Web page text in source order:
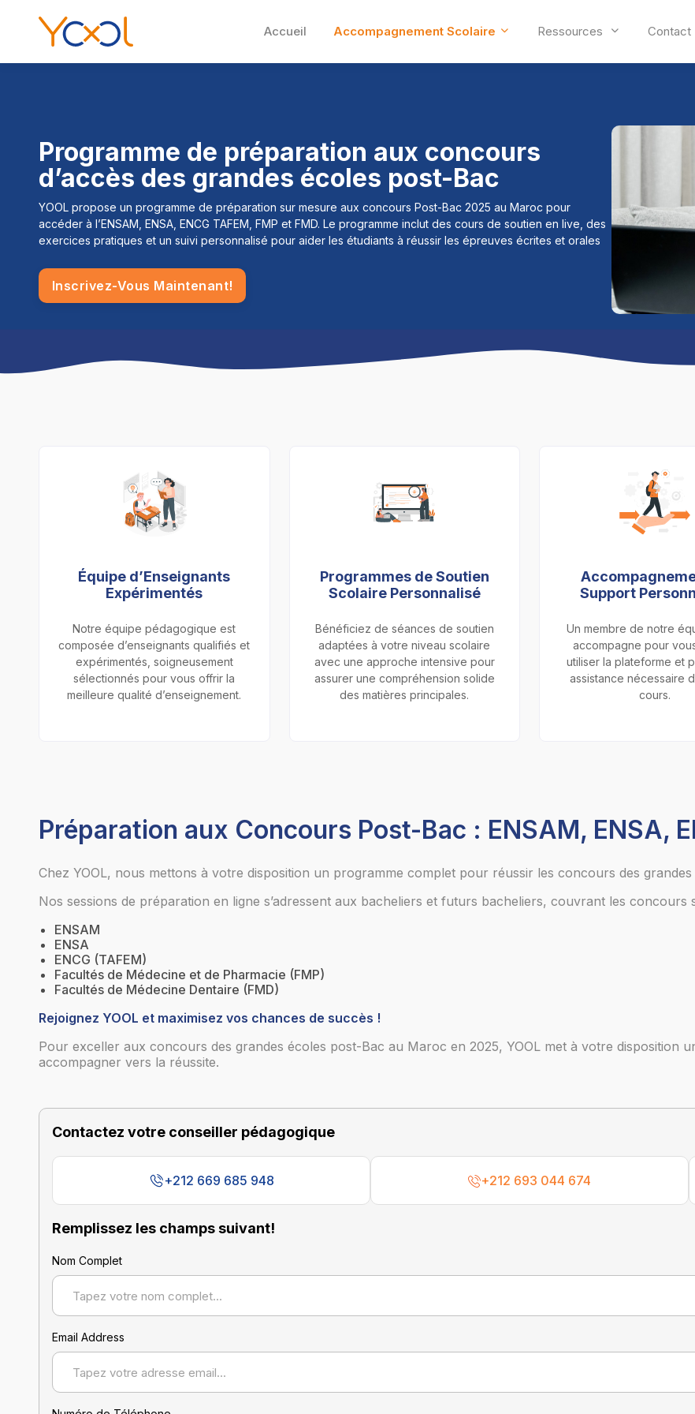
Accueil Accompagnement Scolaire Ressources Contact
Programme de préparation aux concours
d’accès des grandes écoles post-Bac
YOOL propose un programme de préparation sur mesure aux concours Post-Bac 2025 au Maroc pour
accéder à l’ENSAM, ENSA, ENCG TAFEM, FMP et FMD. Le programme inclut des cours de soutien en live, des
exercices pratiques et un suivi personnalisé pour aider les étudiants à réussir les épreuves écrites et orales
Inscrivez-Vous Maintenant!
Équipe d’Enseignants
Expérimentés
Notre équipe pédagogique est
composée d’enseignants qualifiés et
expérimentés, soigneusement
sélectionnés pour vous offrir la
meilleure qualité d’enseignement.
Programmes de Soutien
Scolaire Personnalisé
Bénéficiez de séances de soutien
adaptées à votre niveau scolaire
avec une approche intensive pour
assurer une compréhension solide
des matières principales.
Support
Un membre de notre
accompagne pour
utiliser la plateforme et
assistance nécessaire
cours.
Préparation aux Concours Post-Bac : ENSAM, ENSA,
Chez YOOL, nous mettons à votre disposition un programme complet pour réussir les concours des
Nos sessions de préparation en ligne s’adressent aux bacheliers et futurs bacheliers, couvrant les concours
ENSAM
ENSA
ENCG (TAFEM)
Facultés de Médecine et de Pharmacie (FMP)
Facultés de Médecine Dentaire (FMD)
Rejoignez YOOL et maximisez vos chances de succès !
Pour exceller aux concours des grandes écoles post-Bac au Maroc en 2025, YOOL met à votre disposition
accompagner vers la réussite.
Contactez votre conseiller pédagogique
+212 669 685 948 +212 693 044 674
Remplissez les champs suivant!
Nom Complet
Email Address